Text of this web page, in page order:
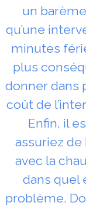
un
qu’une
minutes
plus
donner dans
coût de
Enfin, il
assuriez
avec la
dans quel
problème.